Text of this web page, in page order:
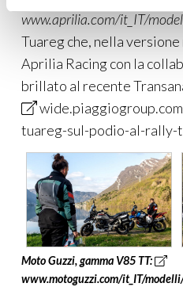
www.aprilia.com/it_IT/
Tuareg che, nella
Aprilia Racing con la
brillato al recente
tuareg-sul-podio-al-rally-
Moto Guzzi, gamma V85 TT:
www.motoguzzi.com/it_IT/